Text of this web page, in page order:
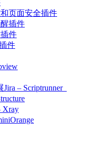
页面安全插件
插件
件
件
– Scriptrunner
Xray